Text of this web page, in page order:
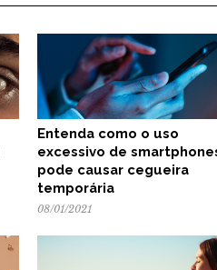
Entenda como o uso
excessivo de
pode causar cegueira
temporária
08/01/2021